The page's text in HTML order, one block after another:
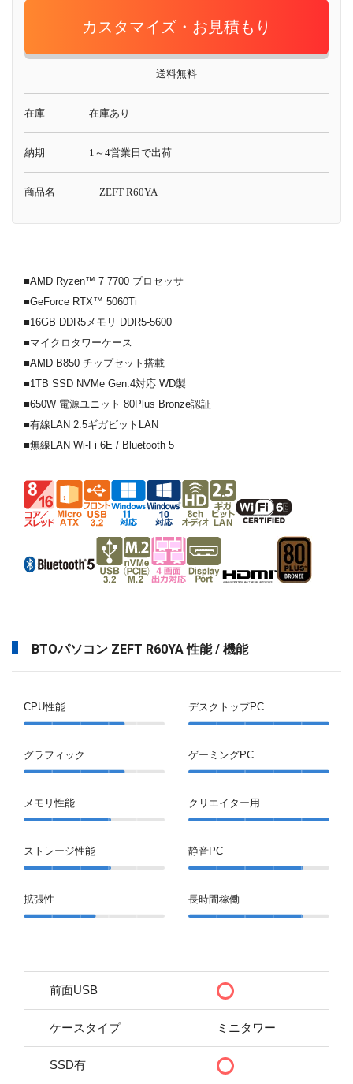
カスタマイズ・お見積もり
送料無料
在庫 在庫あり
納期 1～4営業日で出荷
商品名 ZEFT R60YA
■AMD Ryzen™ 7 7700 プロセッサ
■GeForce RTX™ 5060Ti
■16GB DDR5メモリ DDR5-5600
■マイクロタワーケース
■AMD B850 チップセット搭載
■1TB SSD NVMe Gen.4対応 WD製
■650W 電源ユニット 80Plus Bronze認証
■有線LAN 2.5ギガビットLAN
■無線LAN Wi-Fi 6E / Bluetooth 5
BTOパソコン ZEFT R60YA 性能 / 機能
CPU性能
グラフィック
メモリ性能
ストレージ性能
拡張性
デスクトップPC
ゲーミングPC
クリエイター用
静音PC
長時間稼働
前面USB
ケースタイプ ミニタワー
SSD有